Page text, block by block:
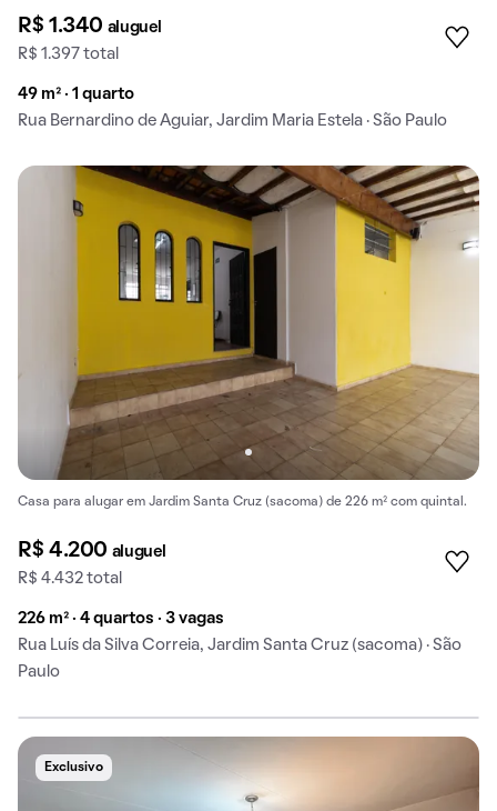
R$ 1.340 aluguel
R$ 1.397 total
49 m² · 1 quarto
Rua Bernardino de Aguiar, Jardim Maria Estela · São Paulo
Casa para alugar em Jardim Santa Cruz (sacoma) de 226 m² com quintal.
R$ 4.200 aluguel
R$ 4.432 total
226 m² · 4 quartos · 3 vagas
Rua Luís da Silva Correia, Jardim Santa Cruz (sacoma) · São
Paulo
Exclusivo